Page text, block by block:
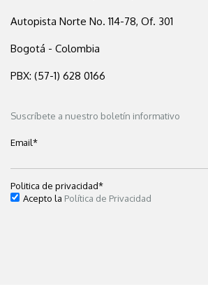
Autopista Norte No. 114-78, Of. 301
Bogotá - Colombia
PBX: (57-1) 628 0166
Suscríbete a nuestro boletín informativo
Email*
Politica de privacidad*
Acepto la Política de Privacidad